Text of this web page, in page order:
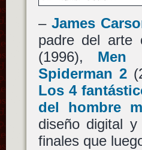
– James
padre del arte
(1996), Men
Spiderman 2
Los 4
del hombre
diseño digital y
finales que